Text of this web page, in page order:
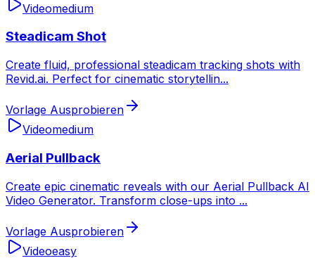
Videomedium
Steadicam Shot
Create fluid, professional steadicam tracking shots with
Revid.ai. Perfect for cinematic storytellin...
Vorlage Ausprobieren
Videomedium
Aerial Pullback
Create epic cinematic reveals with our Aerial Pullback AI
Video Generator. Transform close-ups into ...
Vorlage Ausprobieren
Videoeasy